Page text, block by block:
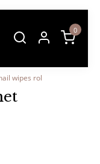
0
wipes rol